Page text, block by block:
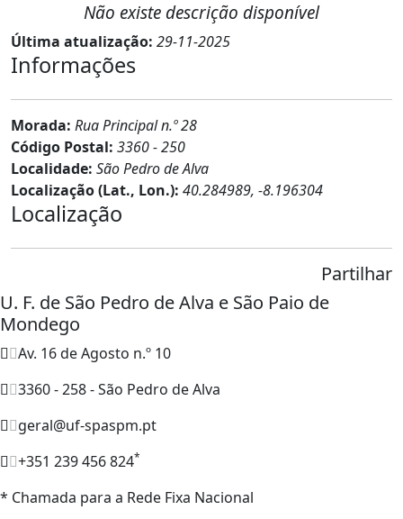
Não existe descrição disponível
Última atualização: 29-11-2025
Informações
Morada: Rua Principal n.º 28
Código Postal: 3360 - 250
Localidade: São Pedro de Alva
Localização (Lat., Lon.): 40.284989, -8.196304
Localização
Partilhar
U. F. de São Pedro de Alva e São Paio de
Mondego
Av. 16 de Agosto n.º 10
3360 - 258 - São Pedro de Alva
geral@uf-spaspm.pt
+351 239 456 824*
* Chamada para a Rede Fixa Nacional